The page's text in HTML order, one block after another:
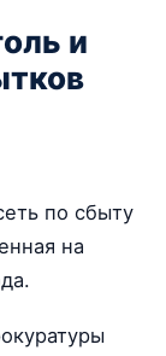
и
по сбыту
на